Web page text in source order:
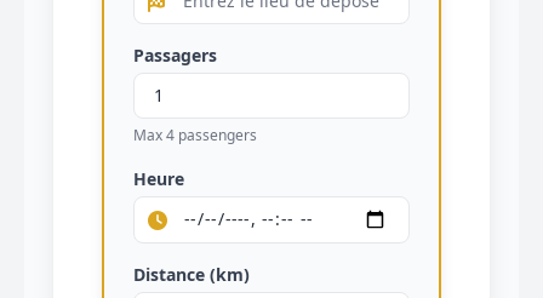
Passagers
Max 4 passengers
Heure
Distance (km)